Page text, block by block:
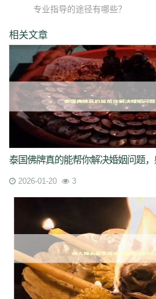
专业指导的途径有哪些？
相关文章
泰国佛牌真的能帮你解决婚姻问题，
2026-01-20 3